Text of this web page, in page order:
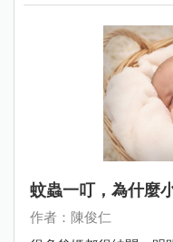
蚊蟲一叮，為什麼
作者：陳俊仁